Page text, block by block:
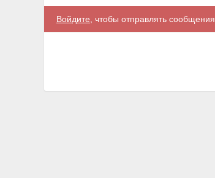
Войдите , чтобы отправлять сообщения.